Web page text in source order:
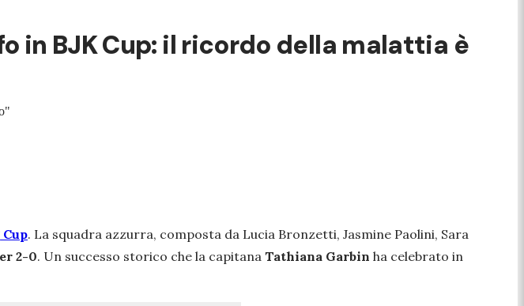
in BJK Cup: il ricordo della malattia è
. La squadra azzurra, composta da Lucia Bronzetti, Jasmine Paolini, Sara
2-0. Un successo storico che la capitana Tathiana Garbin ha celebrato in